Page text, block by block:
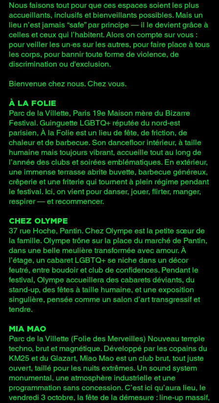
Nous faisons tout pour que ces espaces soient les plus
accueillants, inclusifs et bienveillants possibles. Mais un
lieu n’est jamais “safe” par principe — il le devient grâce à
celles et ceux qui l’habitent. Alors on compte sur vous :
pour veiller les un·es sur les autres, pour faire place à tous
les corps, pour bannir toute forme de violence, de
discrimination ou d'exclusion.
Bienvenue chez nous. Chez vous.
À LA FOLIE
Parc de la Villette, Paris 19e Maison mère du Bizarre
Festival. Guinguette LGBTQ+ réputée du nord-est
parisien, À la Folie est un lieu de fête, de friction, de
chaleur et de barbecue. Son dancefloor intérieur, à taille
humaine mais toujours vibrant, accueille tout au long de
l’année des clubs et soirées emblématiques. En extérieur,
une immense terrasse abrite buvette, barbecue généreux,
crêperie et une friterie qui tournent à plein régime pendant
le festival. Ici, on vient pour danser, jouer, flirter, manger,
respirer — et recommencer.
CHEZ OLYMPE
37 rue Hoche, Pantin. Chez Olympe est la petite sœur de
la famille. Olympe trône sur la place du marché de Pantin,
dans une belle meulière transformée avec amour. À
l’étage, un cabaret LGBTQ+ se niche dans un décor
feutré, entre boudoir et club de confidences. Pendant le
festival, Olympe accueillera des cabarets déviants, du
stand-up, des fêtes à taille humaine, et une exposition
singulière, pensée comme un salon d’art transgressif et
tendre.
MIA MAO
Parc de la Villette (Folie des Merveilles) Nouveau temple
techno, brut et magnétique. Développé par les copains du
KM25 et du Glazart, Miao Mao est un club brut, tout juste
ouvert, taillé pour les nuits extrêmes. Un sound system
monumental, une atmosphère industrielle et une
programmation sans concession. C’est ici qu’aura lieu, le
vendredi 3 octobre, la fête de la démesure : line-up massif,